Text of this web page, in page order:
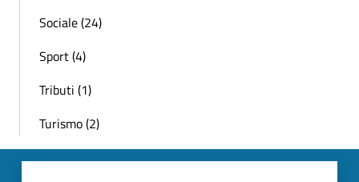
Sociale (24)
Sport (4)
Tributi (1)
Turismo (2)